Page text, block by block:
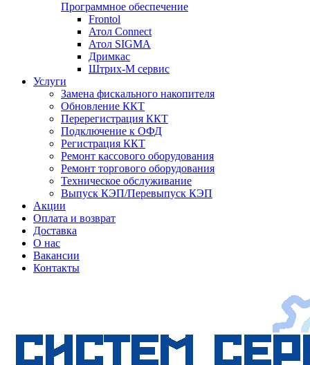
Программное обеспечение
Frontol
Атол Connect
Атол SIGMA
Дримкас
Штрих-М сервис
Услуги
Замена фискального накопителя
Обновление ККТ
Перерегистрация ККТ
Подключение к ОФД
Регистрация ККТ
Ремонт кассового оборудования
Ремонт торгового оборудования
Техническое обслуживание
Выпуск КЭП/Перевыпуск КЭП
Акции
Оплата и возврат
Доставка
О нас
Вакансии
Контакты